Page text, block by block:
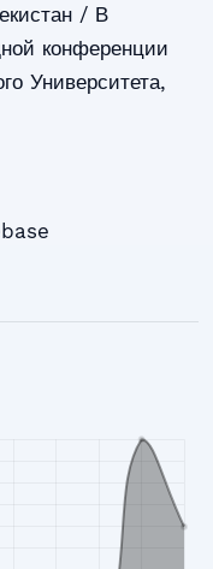
/ В
конференции
Университета,